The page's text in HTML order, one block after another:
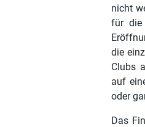
nicht
für die
die
Clubs
auf
oder
Das